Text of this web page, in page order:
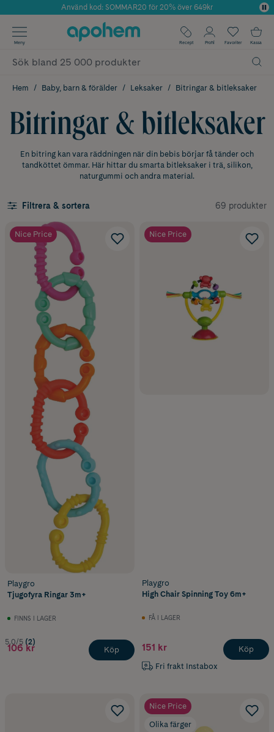
Årets Butik 2025 inom Skönhet
Använd kod: SOMMAR20 för 20% över 649kr
✓ Fri frakt
✓ Poäng på alla köp*
Meny Recept Profil Favoriter Kassa
Hem Baby, barn & förälder Leksaker Bitringar & bitleksaker
Bitringar & bitleksaker
En bitring kan vara räddningen när din bebis börjar få tänder och
tandköttet ömmar. Här hittar du smarta bitleksaker i trä, silikon,
naturgummi och andra material.
Filtrera & sortera 69 produkter
Nice Price
Playgro
Tjugofyra Ringar 3m+
FINNS I LAGER
5.0/5 (2)
106 kr Köp
Nice Price
Playgro
High Chair Spinning Toy 6m+
FÅ I LAGER
151 kr
Fri frakt Instabox
Köp
Nice Price
Olika färger